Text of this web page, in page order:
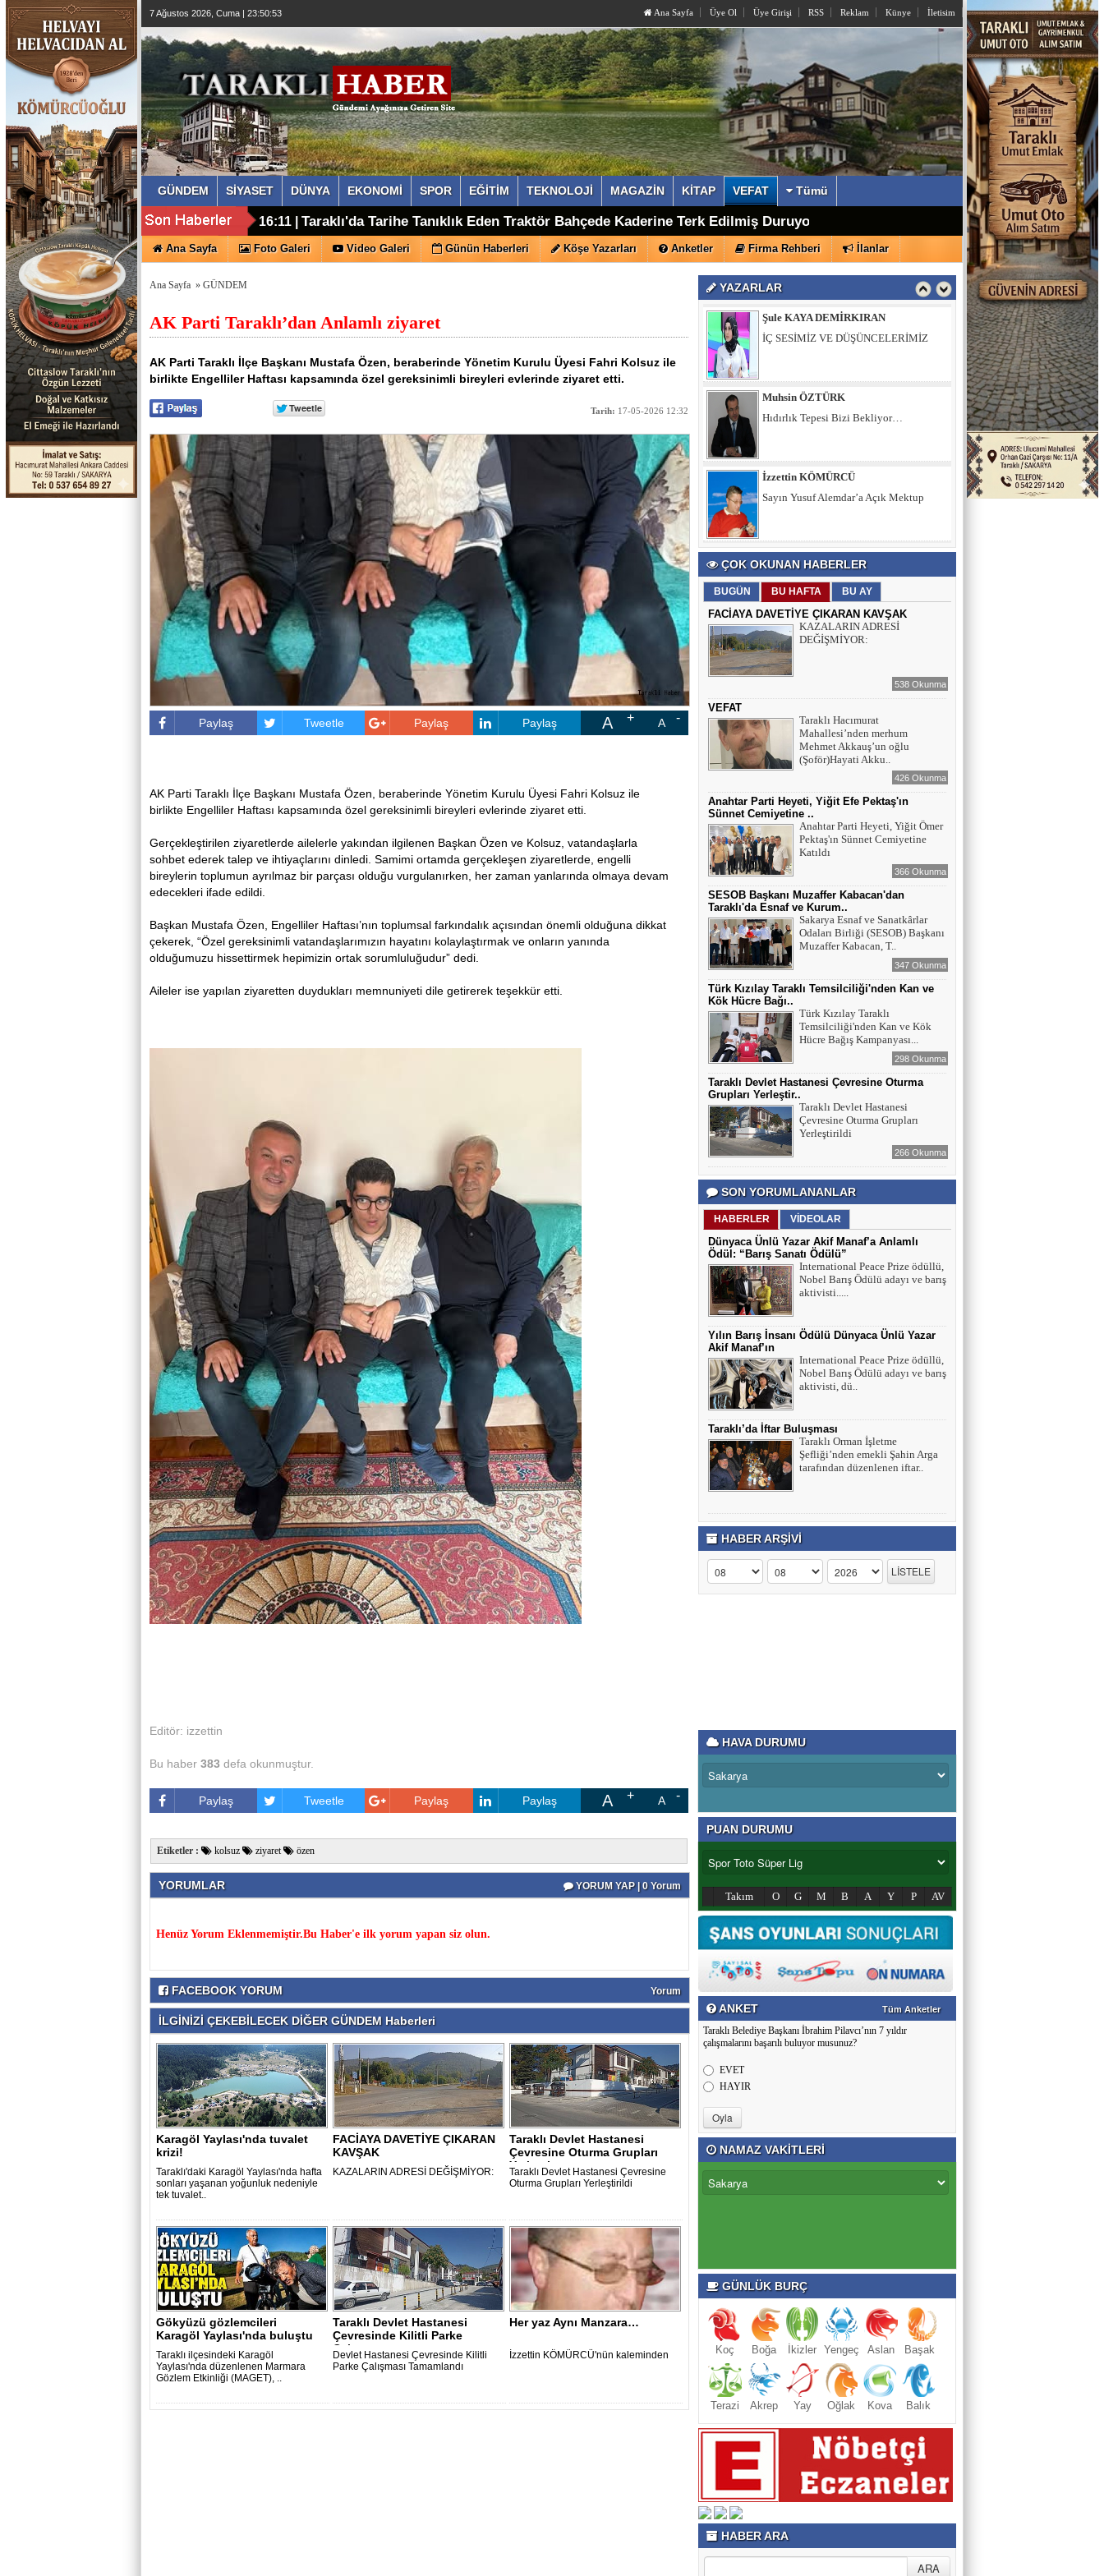
7 Ağustos 2026, Cuma | 23:50:54 Ana Sayfa Üye Ol Üye Girişi RSS Reklam Künye İletisim
GÜNDEM SİYASET DÜNYA EKONOMİ SPOR EĞİTİM TEKNOLOJİ MAGAZİN KİTAP VEFAT Tümü
16:11 | Taraklı'da Tarihe Tanıklık Eden Traktör Bahçede Kaderine Terk Edilmiş Duruyor
15:03 |CHP'den Yeni Parti'ye Geçen İsmail Doğan, Taraklı Kurucu İlçe Başkanı Oldu
Ana Sayfa Foto Galeri Video Galeri Günün Haberleri Köşe Yazarları Anketler Firma Rehberi İlanlar
Ana Sayfa » GÜNDEM
AK Parti Taraklı’dan Anlamlı ziyaret
AK Parti Taraklı İlçe Başkanı Mustafa Özen, beraberinde Yönetim Kurulu Üyesi Fahri Kolsuz ile
birlikte Engelliler Haftası kapsamında özel gereksinimli bireyleri evlerinde ziyaret etti.
Tarih: 17-05-2026 12:32
Paylaş Tweetle Paylaş Paylaş A A
AK Parti Taraklı İlçe Başkanı Mustafa Özen, beraberinde Yönetim Kurulu Üyesi Fahri Kolsuz ile
birlikte Engelliler Haftası kapsamında özel gereksinimli bireyleri evlerinde ziyaret etti.
Gerçekleştirilen ziyaretlerde ailelerle yakından ilgilenen Başkan Özen ve Kolsuz, vatandaşlarla
sohbet ederek talep ve ihtiyaçlarını dinledi. Samimi ortamda gerçekleşen ziyaretlerde, engelli
bireylerin toplumun ayrılmaz bir parçası olduğu vurgulanırken, her zaman yanlarında olmaya devam
edecekleri ifade edildi.
Başkan Mustafa Özen, Engelliler Haftası’nın toplumsal farkındalık açısından önemli olduğuna dikkat
çekerek, “Özel gereksinimli vatandaşlarımızın hayatını kolaylaştırmak ve onların yanında
olduğumuzu hissettirmek hepimizin ortak sorumluluğudur” dedi.
Aileler ise yapılan ziyaretten duydukları memnuniyeti dile getirerek teşekkür etti.
Editör: izzettin
Bu haber 383 defa okunmuştur.
Paylaş Tweetle Paylaş Paylaş A A
Etiketler : kolsuz ziyaret özen
YORUMLAR YORUM YAP | 0 Yorum
Henüz Yorum Eklenmemiştir.Bu Haber'e ilk yorum yapan siz olun.
FACEBOOK YORUM Yorum
İLGİNİZİ ÇEKEBİLECEK DİĞER GÜNDEM Haberleri
Karagöl Yaylası'nda tuvalet
krizi!
Taraklı'daki Karagöl Yaylası'nda hafta
sonları yaşanan yoğunluk nedeniyle
tek tuvalet..
FACİAYA DAVETİYE ÇIKARAN
KAVŞAK
KAZALARIN ADRESİ DEĞİŞMİYOR:
Taraklı Devlet Hastanesi
Çevresine Oturma Grupları
Yerleştir..
Taraklı Devlet Hastanesi Çevresine
Oturma Grupları Yerleştirildi
Gökyüzü gözlemcileri
Karagöl Yaylası'nda buluştu
Taraklı ilçesindeki Karagöl
Yaylası'nda düzenlenen Marmara
Gözlem Etkinliği (MAGET), ..
Taraklı Devlet Hastanesi
Çevresinde Kilitli Parke
Çalışması ..
Devlet Hastanesi Çevresinde Kilitli
Parke Çalışması Tamamlandı
Her yaz Aynı Manzara…
İzzettin KÖMÜRCÜ'nün kaleminden
YAZARLAR
İzzettin KÖMÜRCÜ
Sayın Yusuf Alemdar’a Açık Mektup
Şule KAYA DEMİRKIRAN
İÇ SESİMİZ VE DÜŞÜNCELERİMİZ
Muhsin ÖZTÜRK
Hıdırlık Tepesi Bizi Bekliyor…
İzzettin KÖMÜRCÜ
Sayın Yusuf Alemdar’a Açık Mektup
Şule KAYA DEMİRKIRAN
İÇ SESİMİZ VE DÜŞÜNCELERİMİZ
Hıdırlık Tepesi Bizi Bekliyor…
ÇOK OKUNAN HABERLER
BUGÜN BU HAFTA BU AY
FACİAYA DAVETİYE ÇIKARAN KAVŞAK
KAZALARIN ADRESİ
DEĞİŞMİYOR:
538 Okunma
VEFAT
Taraklı Hacımurat
Mahallesi’nden merhum
Mehmet Akkauş’un oğlu
(Şoför)Hayati Akku..
426 Okunma
Anahtar Parti Heyeti, Yiğit Efe Pektaş'ın
Sünnet Cemiyetine ..
Anahtar Parti Heyeti, Yiğit Ömer
Pektaş'ın Sünnet Cemiyetine
Katıldı
366 Okunma
SESOB Başkanı Muzaffer Kabacan'dan
Taraklı'da Esnaf ve Kurum..
Sakarya Esnaf ve Sanatkârlar
Odaları Birliği (SESOB) Başkanı
Muzaffer Kabacan, T..
347 Okunma
Türk Kızılay Taraklı Temsilciliği'nden Kan ve
Kök Hücre Bağı..
Türk Kızılay Taraklı
Temsilciliği'nden Kan ve Kök
Hücre Bağış Kampanyası...
298 Okunma
Taraklı Devlet Hastanesi Çevresine Oturma
Grupları Yerleştir..
Taraklı Devlet Hastanesi
Çevresine Oturma Grupları
Yerleştirildi
266 Okunma
SON YORUMLANANLAR
HABERLER VİDEOLAR
Dünyaca Ünlü Yazar Akif Manaf’a Anlamlı
Ödül: “Barış Sanatı Ödülü”
International Peace Prize ödüllü,
Nobel Barış Ödülü adayı ve barış
aktivisti.....
Yılın Barış İnsanı Ödülü Dünyaca Ünlü Yazar
Akif Manaf’ın
International Peace Prize ödüllü,
Nobel Barış Ödülü adayı ve barış
aktivisti, dü..
Taraklı’da İftar Buluşması
Taraklı Orman İşletme
Şefliği’nden emekli Şahin Arga
tarafından düzenlenen iftar..
HABER ARŞİVİ
HAVA DURUMU
PUAN DURUMU
Takım O G M B A Y P AV
ANKET Tüm Anketler
Taraklı Belediye Başkanı İbrahim Pilavcı’nın 7 yıldır
çalışmalarını başarılı buluyor musunuz?
EVET
HAYIR
NAMAZ VAKİTLERİ
GÜNLÜK BURÇ
Koç Boğa İkizler Yengeç Aslan Başak
Terazi Akrep Yay Oğlak Kova Balık
HABER ARA